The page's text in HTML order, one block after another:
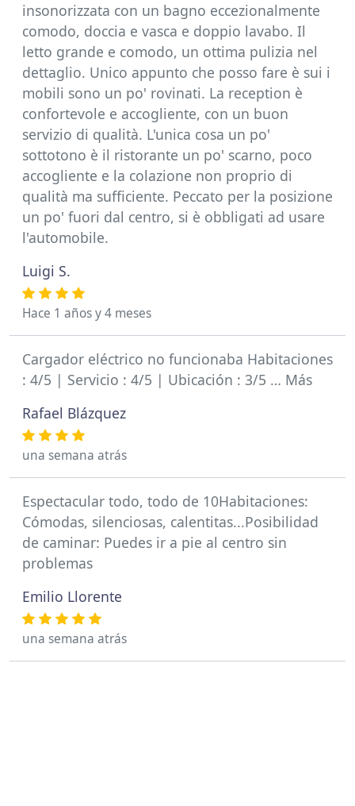
insonorizzata con un bagno eccezionalmente
comodo, doccia e vasca e doppio lavabo. Il
letto grande e comodo, un ottima pulizia nel
dettaglio. Unico appunto che posso fare è sui i
mobili sono un po' rovinati. La reception è
confortevole e accogliente, con un buon
servizio di qualità. L'unica cosa un po'
sottotono è il ristorante un po' scarno, poco
accogliente e la colazione non proprio di
qualità ma sufficiente. Peccato per la posizione
un po' fuori dal centro, si è obbligati ad usare
l'automobile.
Luigi S.
Hace 1 años y 4 meses
Cargador eléctrico no funcionaba Habitaciones
: 4/5 | Servicio : 4/5 | Ubicación : 3/5 … Más
Rafael Blázquez
una semana atrás
Espectacular todo, todo de 10Habitaciones:
Cómodas, silenciosas, calentitas...Posibilidad
de caminar: Puedes ir a pie al centro sin
problemas
Emilio Llorente
una semana atrás